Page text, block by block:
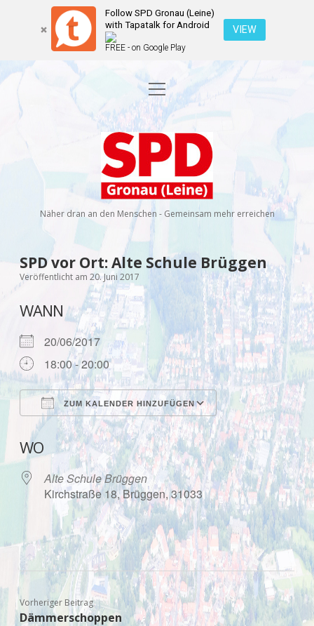
Follow SPD Gronau (Leine)
with Tapatalk for Android
FREE - on Google Play
VIEW
Startseite
Kommunalwahl 2026
Kandidierende
Wahlprogramm
Über uns
Dropdown-
Menü
öffnen
Ratsmitglieder
Veranstaltungen
Kontakt
Newsletter
Spenden
facebook
instagram
rss E-
Mail
Menü
öffnen
SPD
Gronau
(Leine)
Näher dran an den Menschen - Gemeinsam mehr erreichen
SPD vor Ort: Alte Schule Brüggen
Veröffentlicht am 20. Juni 2017
WANN
20/06/2017
18:00 - 20:00
ZUM KALENDER HINZUFÜGEN
ICS herunterladen Google Kalender
WO
Alte Schule Brüggen
Kirchstraße 18, Brüggen, 31033
Vorheriger Beitrag
Dämmerschoppen